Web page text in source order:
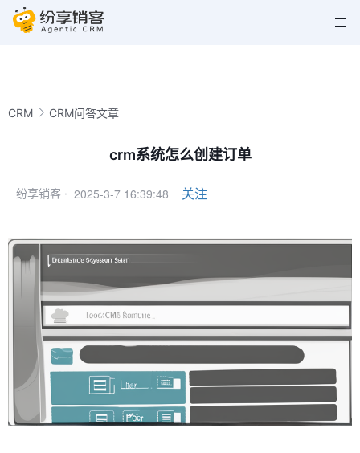
CRM CRM问答文章
crm系统怎么创建订单
纷享销客 · 2025-3-7 16:39:48 关注